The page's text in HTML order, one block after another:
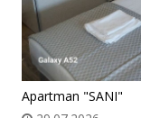
Apartman "SANI"